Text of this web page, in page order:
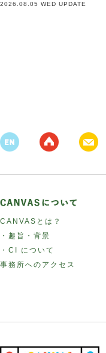
2026.08.05 WED UPDATE
CANVASとは？
・趣旨・背景
・CI について
事務所へのアクセス